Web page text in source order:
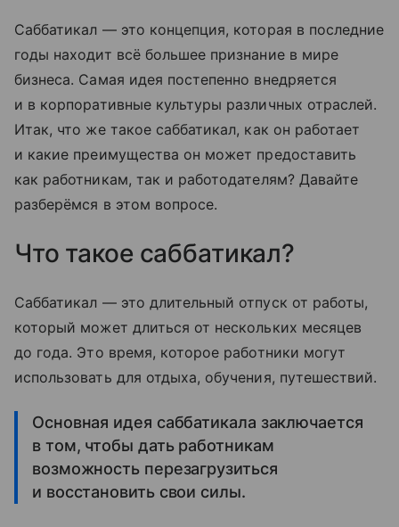
Саббатикал — это концепция, которая в последние
годы находит всё большее признание в мире
бизнеса. Самая идея постепенно внедряется
и в корпоративные культуры различных отраслей.
Итак, что же такое саббатикал, как он работает
и какие преимущества он может предоставить
как работникам, так и работодателям? Давайте
разберёмся в этом вопросе.
Что такое саббатикал?
Саббатикал — это длительный отпуск от работы,
который может длиться от нескольких месяцев
до года. Это время, которое работники могут
использовать для отдыха, обучения, путешествий.
Основная идея саббатикала заключается
в том, чтобы дать работникам
возможность перезагрузиться
и восстановить свои силы.